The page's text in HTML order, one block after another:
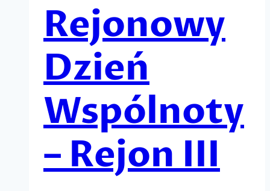
Rejonowy
Dzień
Wspólnoty
– Rejon III